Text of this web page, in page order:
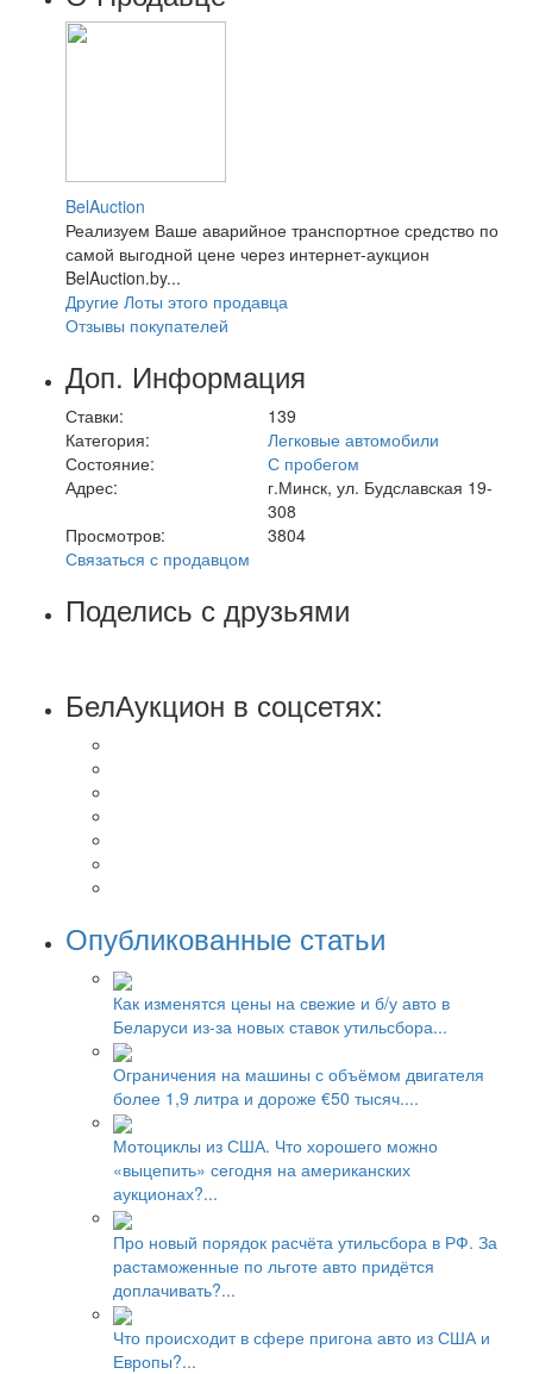
BelAuction
Реализуем Ваше аварийное транспортное средство по
самой выгодной цене через интернет-аукцион
BelAuction.by...
Другие Лоты этого продавца
Отзывы покупателей
Доп. Информация
Ставки:
139
Категория:
Легковые автомобили
Состояние:
С пробегом
Адрес:
г.Минск, ул. Будславская 19-
308
Просмотров:
3804
Связаться с продавцом
Поделись с друзьями
БелАукцион в соцсетях:
Опубликованные статьи
Как изменятся цены на свежие и б/у авто в
Беларуси из-за новых ставок утильсбора...
Ограничения на машины с объёмом двигателя
более 1,9 литра и дороже €50 тысяч....
Мотоциклы из США. Что хорошего можно
«выцепить» сегодня на американских
аукционах?...
Про новый порядок расчёта утильсбора в РФ. За
растаможенные по льготе авто придётся
доплачивать?...
Что происходит в сфере пригона авто из США и
Европы?...